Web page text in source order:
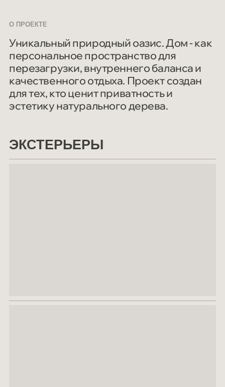
О ПРОЕКТЕ
Уникальный природный оазис. Дом - как
персональное пространство для
перезагрузки, внутреннего баланса и
качественного отдыха. Проект создан
для тех, кто ценит приватность и
эстетику натурального дерева.
ЭКСТЕРЬЕРЫ